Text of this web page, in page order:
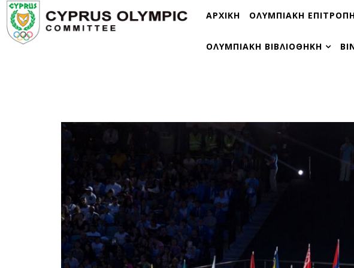
ΑΡΧΙΚΗ ΟΛΥΜΠΙΑΚΗ
ΟΛΥΜΠΙΑΚΗ ΒΙΒΛΙΟΘΗΚΗ